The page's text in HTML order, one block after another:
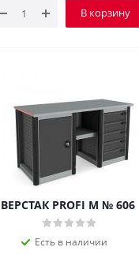
В корзину
ВЕРСТАК PROFI M № 606
Есть в наличии